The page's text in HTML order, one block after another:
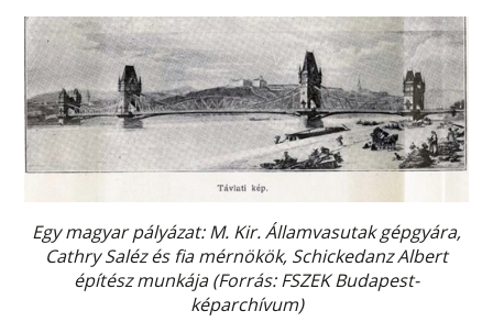
Egy magyar pályázat: M. Kir. Államvasutak gépgyára,
Cathry Saléz és fia mérnökök, Schickedanz Albert
építész munkája (Forrás: FSZEK Budapest-
képarchívum)